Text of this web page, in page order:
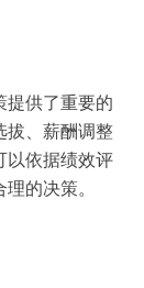
提供了重要的
拔、薪酬调整
以依据绩效评
的决策。